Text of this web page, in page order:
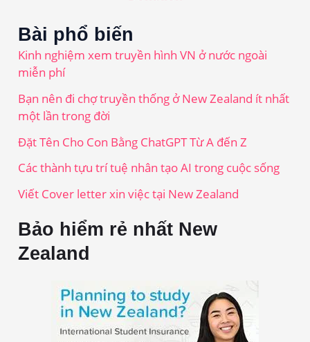
Bài phổ biến
Kinh nghiệm xem truyền hình VN ở nước ngoài
miễn phí
Bạn nên đi chợ truyền thống ở New Zealand ít nhất
một lần trong đời
Đặt Tên Cho Con Bằng ChatGPT Từ A đến Z
Các thành tựu trí tuệ nhân tạo AI trong cuộc sống
Viết Cover letter xin việc tại New Zealand
Bảo hiểm rẻ nhất New
Zealand